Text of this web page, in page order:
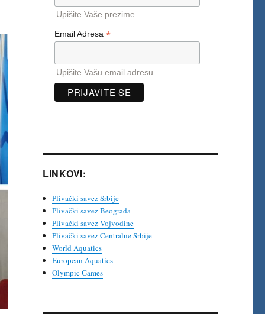
Upišite Vaše prezime
Email Adresa *
Upišite Vašu email adresu
LINKOVI:
Plivački savez Srbije
Plivački savez Beograda
Plivački savez Vojvodine
Plivački savez Centralne Srbije
World Aquatics
European Aquatics
Olympic Games